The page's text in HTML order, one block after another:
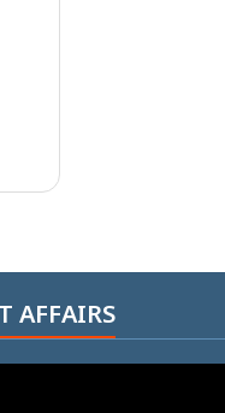
AFFAIRS